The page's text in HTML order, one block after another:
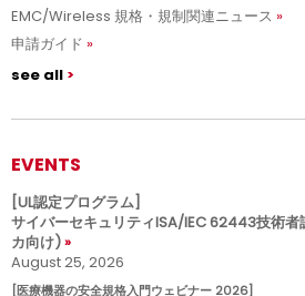
EMC/Wireless 規格・規制関連ニュース
申請ガイド
see all
EVENTS
[UL認定プログラム]
サイバーセキュリティISA/IEC 62443技術
カ向け)
August 25, 2026
[医療機器の安全規格入門ウェビナー 2026]